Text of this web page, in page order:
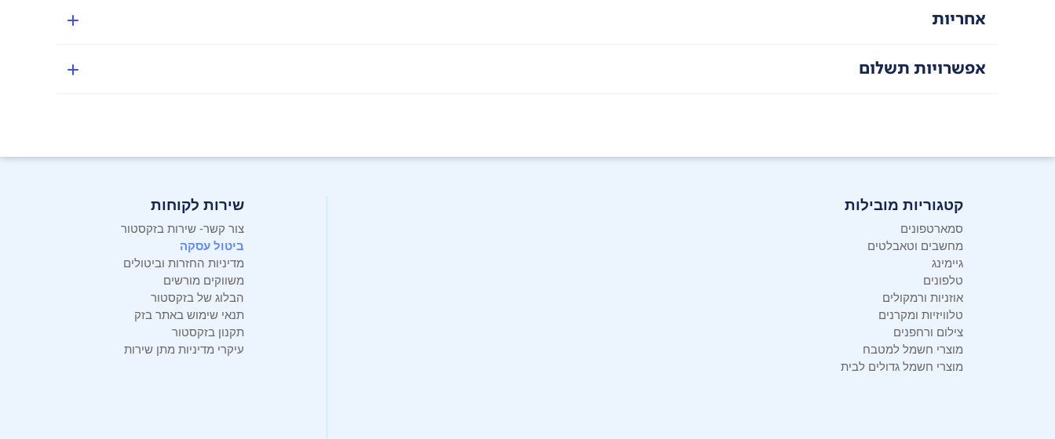
אחריות
אפשרויות תשלום
קטגוריות מובילות
סמארטפונים
מחשבים וטאבלטים
גיימינג
טלפונים
אוזניות ורמקולים
טלוויזיות ומקרנים
צילום ורחפנים
מוצרי חשמל למטבח
מוצרי חשמל גדולים לבית
שירות לקוחות
צור קשר- שירות בזקסטור
ביטול עסקה
מדיניות החזרות וביטולים
משווקים מורשים
הבלוג של בזקסטור
תנאי שימוש באתר בזק
תקנון בזקסטור
עיקרי מדיניות מתן שירות